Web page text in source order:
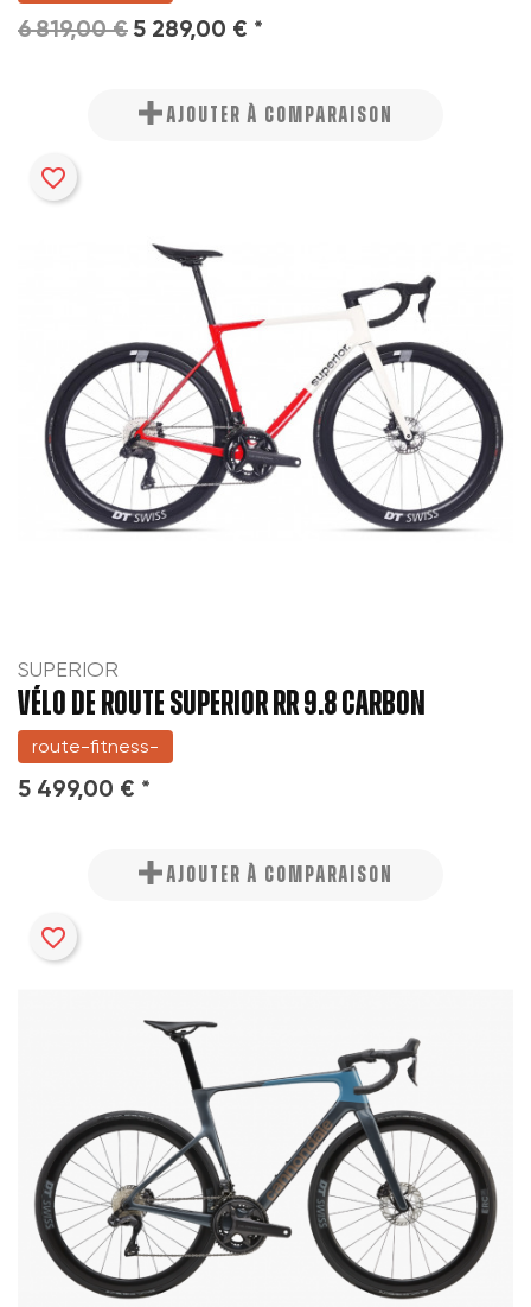
6 819,00 € 5 289,00 € *
AJOUTER À COMPARAISON
SUPERIOR
VÉLO DE ROUTE SUPERIOR RR 9.8 CARBON
route-fitness-
5 499,00 € *
favorite_border
AJOUTER À COMPARAISON
favorite_border